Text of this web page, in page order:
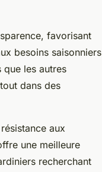
favorisant
besoins saisonniers
les autres
dans des
aux
une meilleure
recherchant